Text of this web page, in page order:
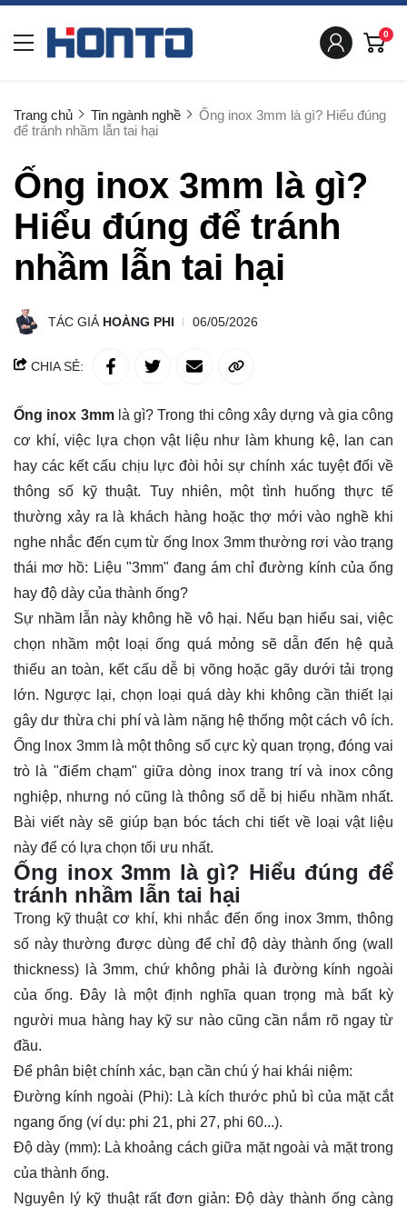
0
Trang chủ Tin ngành nghề
Ống inox 3mm là gì? Hiểu đúng
để tránh nhầm lẫn tai hại
Ống inox 3mm là gì?
Hiểu đúng để tránh
nhầm lẫn tai hại
TÁC GIẢ HOÀNG PHI 06/05/2026
CHIA SẺ:
Ống inox 3mmlà gì? Trong thi công xây dựng và gia công
cơ khí, việc lựa chọn vật liệu như làm khung kệ, lan can
hay các kết cấu chịu lực đòi hỏi sự chính xác tuyệt đối về
thông số kỹ thuật. Tuy nhiên, một tình huống thực tế
thường xảy ra là khách hàng hoặc thợ mới vào nghề khi
nghe nhắc đến cụm từ ống lnox 3mmthường rơi vào trạng
thái mơ hồ: Liệu "3mm" đang ám chỉ đường kính của ống
hay độ dày của thành ống?
Sự nhầm lẫn này không hề vô hại. Nếu bạn hiểu sai, việc
chọn nhầm một loại ống quá mỏng sẽ dẫn đến hệ quả
thiếu an toàn, kết cấu dễ bị võng hoặc gãy dưới tải trọng
lớn. Ngược lại, chọn loại quá dày khi không cần thiết lại
gây dư thừa chi phí và làm nặng hệ thống một cách vô ích.
Ống lnox 3mmlà một thông số cực kỳ quan trọng, đóng vai
trò là "điểm chạm" giữa dòng inox trang trí và inox công
nghiệp, nhưng nó cũng là thông số dễ bị hiểu nhầm nhất.
Bài viết này sẽ giúp bạn bóc tách chi tiết về loại vật liệu
này để có lựa chọn tối ưu nhất.
Ống inox 3mm là gì? Hiểu đúng để
tránh nhầm lẫn tai hại
Trong kỹ thuật cơ khí, khi nhắc đến ống inox3mm, thông
số này thường được dùng để chỉđộ dày thành ống (wall
thickness) là 3mm, chứ không phải là đường kính ngoài
của ống. Đây là một định nghĩa quan trọng mà bất kỳ
người mua hàng hay kỹ sư nào cũng cần nắm rõ ngay từ
đầu.
Để phân biệt chính xác, bạn cần chú ý hai khái niệm:
Đường kính ngoài (Phi): Là kích thước phủ bì của mặt cắt
ngang ống (ví dụ: phi 21, phi 27, phi 60...).
Độ dày (mm): Là khoảng cách giữa mặt ngoài và mặt trong
của thành ống.
Nguyên lý kỹ thuật rất đơn giản: Độ dày thành ống càng